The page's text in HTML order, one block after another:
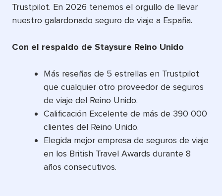
Trustpilot. En 2026 tenemos el orgullo de llevar
nuestro galardonado seguro de viaje a España.
Con el respaldo de Staysure Reino Unido
Más reseñas de 5 estrellas en Trustpilot
que cualquier otro proveedor de seguros
de viaje del Reino Unido.
Calificación Excelente de más de 390 000
clientes del Reino Unido.
Elegida mejor empresa de seguros de viaje
en los British Travel Awards durante 8
años consecutivos.